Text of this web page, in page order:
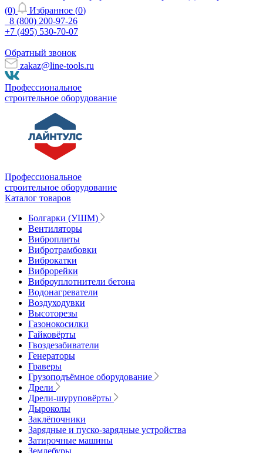
(0) Избранное (0)
8 (800) 200-97-26
+7 (495) 530-70-07
Обратный звонок
zakaz@line-tools.ru
Профессиональное
строительное оборудование
Профессиональное
строительное оборудование
Каталог товаров
Болгарки (УШМ)
Вентиляторы
Виброплиты
Вибротрамбовки
Виброкатки
Виброрейки
Виброуплотнители бетона
Водонагреватели
Воздуходувки
Высоторезы
Газонокосилки
Гайковёрты
Гвоздезабиватели
Генераторы
Граверы
Грузоподъёмное оборудование
Дрели
Дрели-шуруповёрты
Дыроколы
Заклёпочники
Зарядные и пуско-зарядные устройства
Затирочные машины
Землебуры